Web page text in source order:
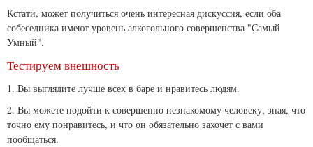
Кстати, может получиться очень интересная дискуссия, если оба
собеседника имеют уровень алкогольного совершенства "Самый
Умный".
Тестируем внешность
1. Вы выглядите лучше всех в баре и нравитесь людям.
2. Вы можете подойти к совершенно незнакомому человеку, зная, что
точно ему понравитесь, и что он обязательно захочет с вами
пообщаться.